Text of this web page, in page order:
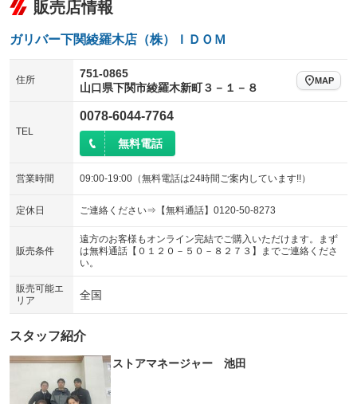
電動リアゲート
：装備なし ：装備なし
：装備なし
サイドカメラ
販売店情報
ガリバー下関綾羅木店（株）ＩＤＯＭ
住所
751-0865
山口県下関市綾羅木新町３－１－８
MAP
TEL
0078-6044-7764
無料電話
営業時間 09:00-19:00（無料電話は24時間ご案内しています!!）
定休日 ご連絡ください⇒【無料通話】0120-50-8273
販売条件
遠方のお客様もオンライン完結でご購入いただけます。まず
は無料通話【０１２０－５０－８２７３】までご連絡くださ
い。
販売可能エ
リア
全国
スタッフ紹介
ストアマネージャー 池田